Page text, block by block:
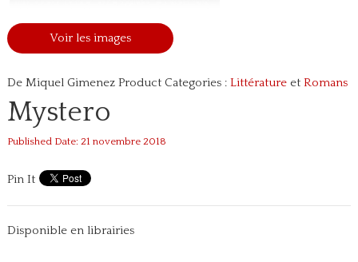
Voir les images
De Miquel Gimenez Product Categories : Littératureet Romans
Mystero
Published Date: 21 novembre 2018
Pin It
Disponible en librairies